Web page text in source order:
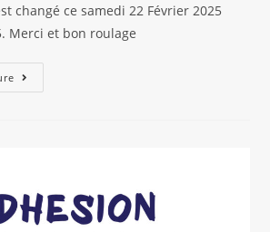
publication :
changé ce samedi 22 Février 2025
Merci et bon roulage
Changement
Code